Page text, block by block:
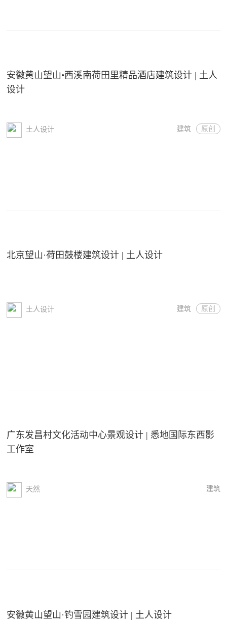
安徽黄山望山•西溪南荷田里精品酒店建筑设计 | 土人
设计
土人设计 建筑 原创
北京望山·荷田鼓楼建筑设计 | 土人设计
土人设计 建筑 原创
广东发昌村文化活动中心景观设计 | 悉地国际东西影
工作室
天然 建筑
安徽黄山望山·钓雪园建筑设计 | 土人设计